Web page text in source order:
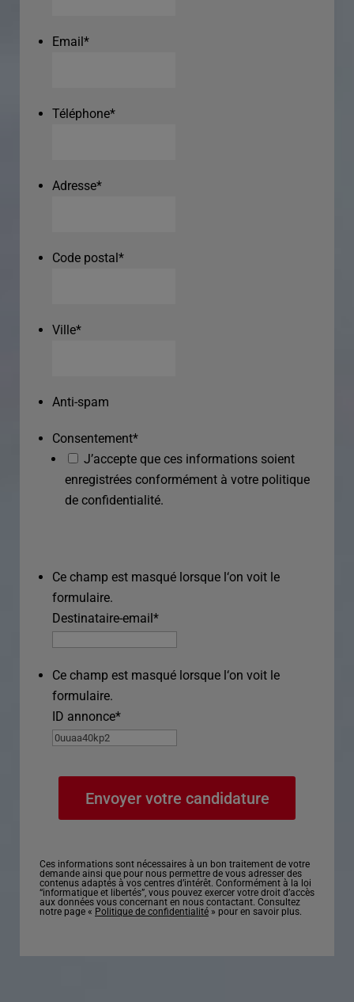
Email*
Téléphone*
Adresse*
Code postal*
Ville*
Anti-spam
Consentement*
J’accepte que ces informations soient
enregistrées conformément à votre politique
de confidentialité.
Ce champ est masqué lorsque l‘on voit le
formulaire.
Destinataire-email*
Ce champ est masqué lorsque l‘on voit le
formulaire.
ID annonce*
Ces informations sont nécessaires à un bon traitement de votre
demande ainsi que pour nous permettre de vous adresser des
contenus adaptés à vos centres d’intérêt. Conformément à la loi
“informatique et libertés”, vous pouvez exercer votre droit d’accès
aux données vous concernant en nous contactant. Consultez
notre page « Politique de confidentialité » pour en savoir plus.